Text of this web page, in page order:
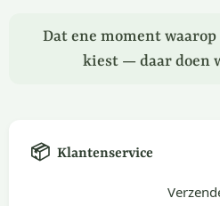
Dat ene moment
kiest — daar doen
📦 Klantenservice